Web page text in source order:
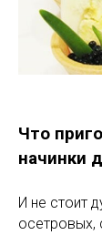
Что
начинки
И не стоит
осетровых,